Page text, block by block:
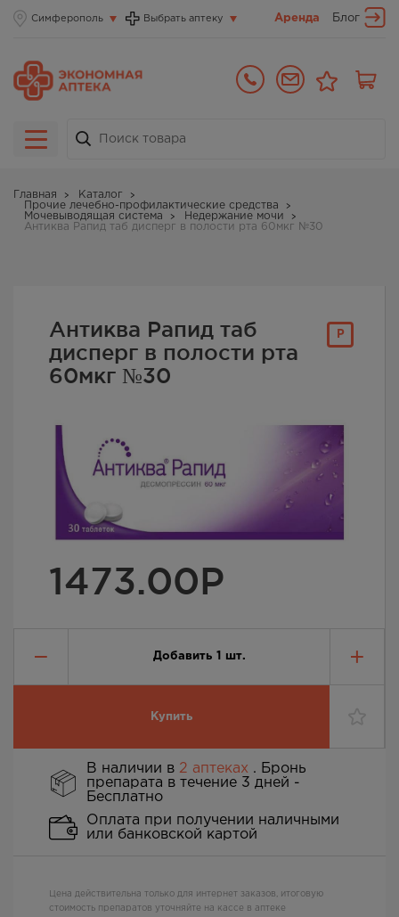
Симферополь Выбрать аптеку Аренда Блог
Главная
Каталог
Прочие лечебно-профилактические средства
Мочевыводящая система
Недержание мочи
Антиква Рапид таб дисперг в полости рта 60мкг №30
Р
Антиква Рапид таб
дисперг в полости рта
60мкг №30
1473.00Р
Добавить 1 шт.
Купить
В наличии в 2 аптеках . Бронь
препарата в течение 3 дней -
Бесплатно
Оплата при получении наличными
или банковской картой
Цена действительна только для интернет заказов, итоговую
стоимость препаратов уточняйте на кассе в аптеке